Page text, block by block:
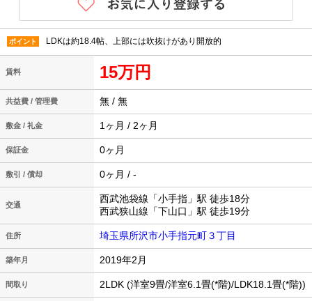
ポイント LDKは約18.4帖、上部には吹抜けがあり開放的
賃料 15万円
共益費 / 管理費 無 / 無
敷金 / 礼金 1ヶ月 / 2ヶ月
保証金 0ヶ月
敷引 / 償却 0ヶ月 / -
交通
西武池袋線「小手指」駅 徒歩18分
西武狭山線「下山口」駅 徒歩19分
住所 埼玉県所沢市小手指元町３丁目
築年月 2019年2月
間取り 2LDK (洋室9畳/洋室6.1畳(*階)/LDK18.1畳(*階))